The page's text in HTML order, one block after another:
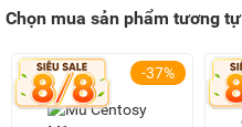
Chọn mua sản phẩm tương tự
-37%